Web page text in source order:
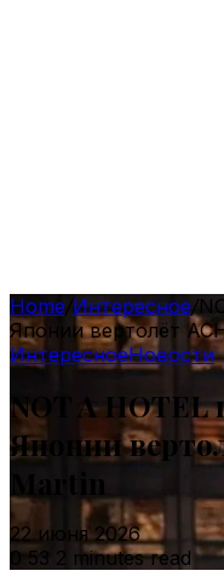
Home /Интересное/
Японии вертолёт
ИнтересноеНовости
NOT A
Японии
Martin
22 июня 2026
0 53 2 minutes read